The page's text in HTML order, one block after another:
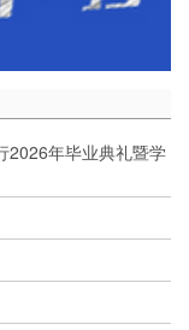
2026年毕业典礼暨学